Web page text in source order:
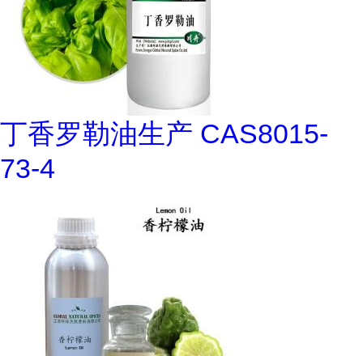
丁香罗勒油生产 CAS8015-
73-4